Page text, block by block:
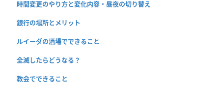
時間変更のやり方と変化内容・昼夜の切り替え
銀行の場所とメリット
ルイーダの酒場でできること
全滅したらどうなる？
教会でできること